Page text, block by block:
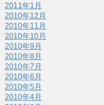
2011年1月
2010年12月
2010年11月
2010年10月
2010年9月
2010年8月
2010年7月
2010年6月
2010年5月
2010年4月